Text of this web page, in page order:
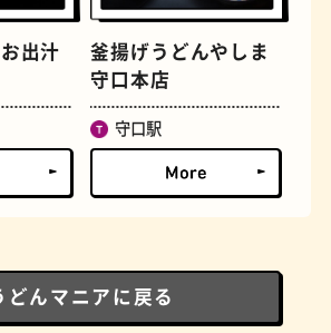
出汁
釜揚げうどんやしま
守口本店
守口駅
どんマニアに戻る